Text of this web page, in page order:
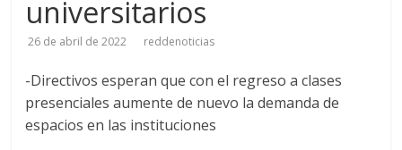
universitarios
26 de abril de 2022 reddenoticias
-Directivos esperan que con el regreso a clases
presenciales aumente de nuevo la demanda de
espacios en las instituciones